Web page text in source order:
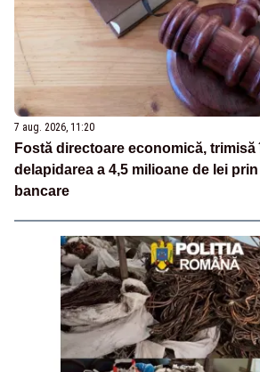
7 aug. 2026, 11:20
Fostă directoare economică,
delapidarea a 4,5 milioane de lei
bancare